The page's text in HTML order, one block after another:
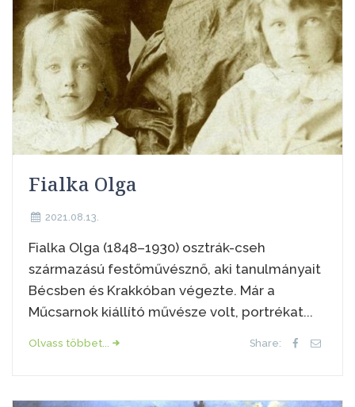
Fialka Olga
2021.08.13.
Fialka Olga (1848–1930) osztrák-cseh
származású festőművésznő, aki tanulmányait
Bécsben és Krakkóban végezte. Már a
Műcsarnok kiállító művésze volt, portrékat...
Olvass többet... Share: